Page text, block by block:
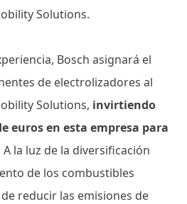
Solutions.
Bosch asignará el
de electrolizadores al
Solutions, invirtiendo
euros en esta empresa para
A la luz de la diversificación
de los combustibles
reducir las emisiones de